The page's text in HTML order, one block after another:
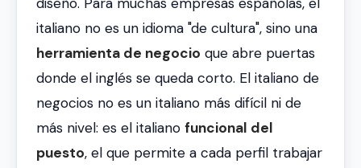
italiano no es un idioma "de cultura", sino una
herramienta de negocio que abre puertas
donde el inglés se queda corto. El italiano de
negocios no es un italiano más difícil ni de
más nivel: es el italiano funcional del
puesto, el que permite a cada perfil trabajar